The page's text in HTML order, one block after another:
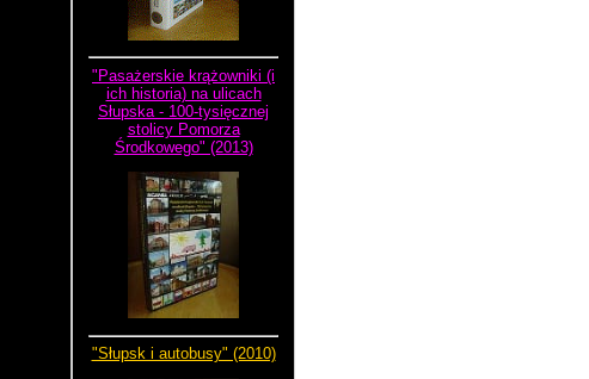
"Pasażerskie krążowniki (i
ich historia) na ulicach
Słupska - 100-tysięcznej
stolicy Pomorza
Środkowego" (2013)
"Słupsk i autobusy" (2010)